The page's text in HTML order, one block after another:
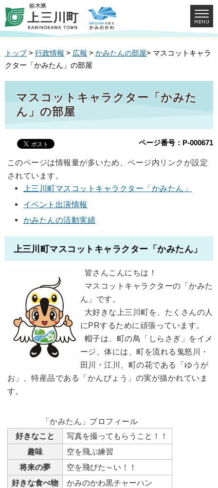
トップ> 行政情報 > 広報 > かみたんの部屋> マスコットキャラ
クター「かみたん」の部屋
マスコットキャラクター「かみた
ん」の部屋
ページ番号：P-000671
このページは情報量が多いため、ページ内リンクが設定
されています。
上三川町マスコットキャラクター「かみたん」
イベント出演情報
かみたんの活動実績
上三川町マスコットキャラクター「かみたん」
皆さんこんにちは！
マスコットキャラクターの「かみた
ん」です。
大好きな上三川町を、たくさんの人
にPRするために頑張っています。
帽子は、町の鳥「しらさぎ」をイメ
ージ、体には、町を流れる鬼怒川・
田川・江川、町の花である「ゆうが
お」、特産品である「かんぴょう」の実が描かれていま
す。
「かみたん」プロフィール
好きなこと
写真を撮ってもらうこと！！
趣味
空を飛ぶ練習
将来の夢
空を飛びた～い！！
好きな食べ物
かみのかわ黒チャーハン